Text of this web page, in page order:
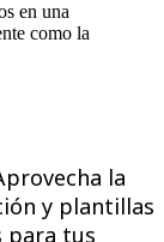
en una
como la
la
y plantillas
para tus